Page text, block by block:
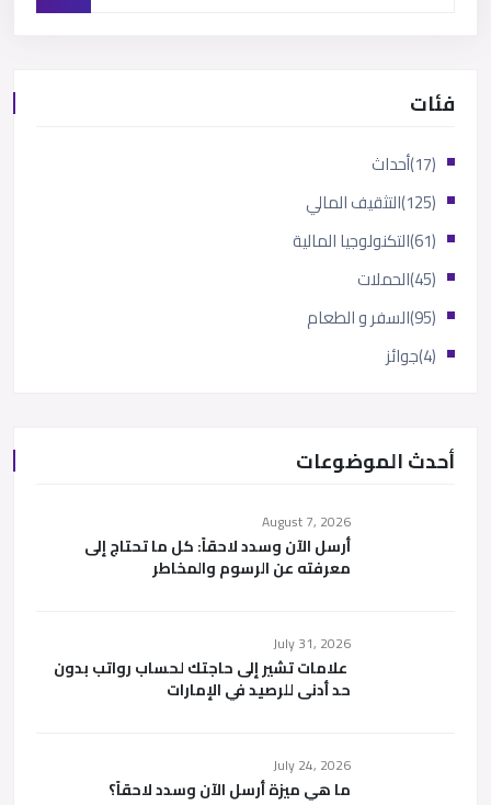
فئات
أحداث
(17)
التثقيف المالي
(125)
التكنولوجيا المالية
(61)
الحملات
(45)
السفر و الطعام
(95)
جوائز (4)
أحدث الموضوعات
August 7, 2026
أرسل الآن وسدد لاحقاً: كل ما تحتاج إلى
معرفته عن الرسوم والمخاطر
July 31, 2026
علامات تشير إلى حاجتك لحساب رواتب بدون
حد أدنى للرصيد في الإمارات
July 24, 2026
ما هي ميزة أرسل الآن وسدد لاحقاً؟